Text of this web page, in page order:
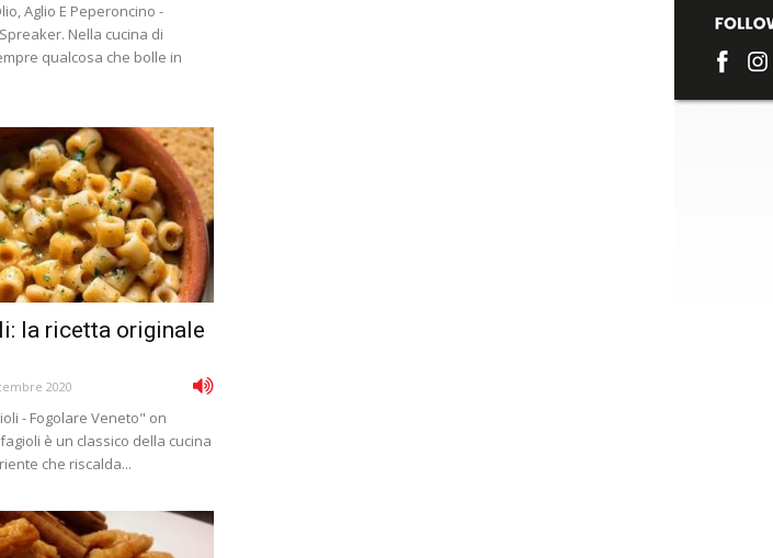
Aglio E Peperoncino -
Nella cucina di
qualcosa che bolle in
la ricetta originale
2020
- Fogolare Veneto" on
è un classico della cucina
che riscalda...